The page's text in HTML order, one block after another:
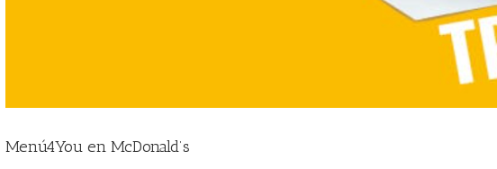
Menú4You en McDonald’s